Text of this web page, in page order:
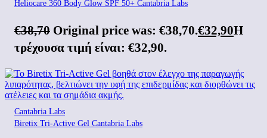
Heliocare 360 Body Glow SPF 50+ Cantabria Labs
€38,70 Original price was: €38,70.€32,90Η
τρέχουσα τιμή είναι: €32,90.
Cantabria Labs
Biretix Tri-Active Gel Cantabria Labs